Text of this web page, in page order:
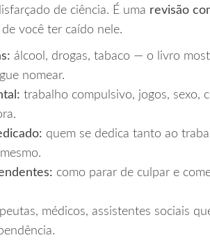
de ciência. É uma revisão
você ter caído nele.
álcool, drogas, tabaco — o livro
nomear.
trabalho compulsivo, jogos, sexo,
quem se dedica tanto ao
como parar de culpar e
médicos, assistentes sociais